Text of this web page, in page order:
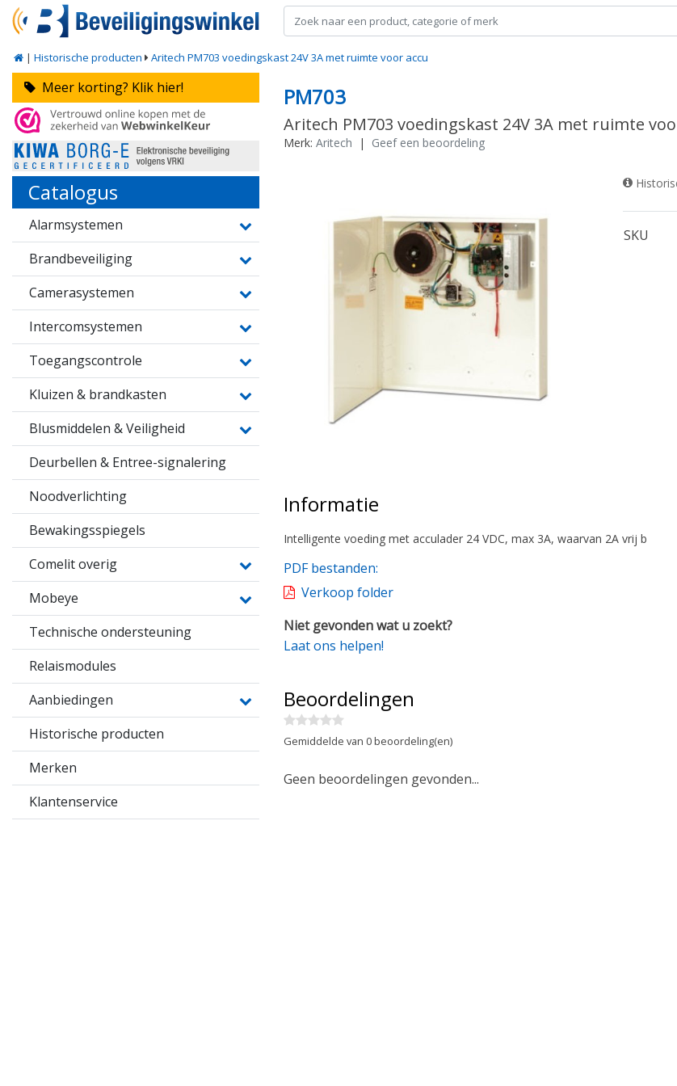
| Historische producten Aritech PM703 voedingskast 24V 3A met ruimte voor accu
Meer korting? Klik hier!
Catalogus
Alarmsystemen
Brandbeveiliging
Camerasystemen
Intercomsystemen
Toegangscontrole
Kluizen & brandkasten
Blusmiddelen & Veiligheid
Deurbellen & Entree-signalering
Noodverlichting
Bewakingsspiegels
Comelit overig
Mobeye
Technische ondersteuning
Relaismodules
Aanbiedingen
Historische producten
Merken
Klantenservice
PM703
Aritech PM703 voedingskast 24V 3A met ruimte
Merk: Aritech | Geef een beoordeling
SKU
Informatie
Intelligente voeding met acculader 24 VDC, max 3A, waarvan 2A vrij b
PDF bestanden:
Verkoop folder
Niet gevonden wat u zoekt?
Laat ons helpen!
Beoordelingen
Gemiddelde van 0 beoordeling(en)
Geen beoordelingen gevonden...